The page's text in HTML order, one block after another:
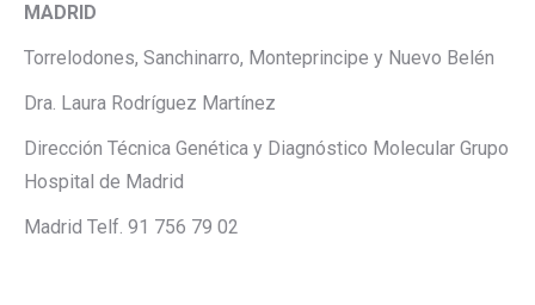
MADRID
Torrelodones, Sanchinarro, Monteprincipe y Nuevo Belén
Dra. Laura Rodríguez Martínez
Dirección Técnica Genética y Diagnóstico Molecular Grupo
Hospital de Madrid
Madrid Telf. 91 756 79 02